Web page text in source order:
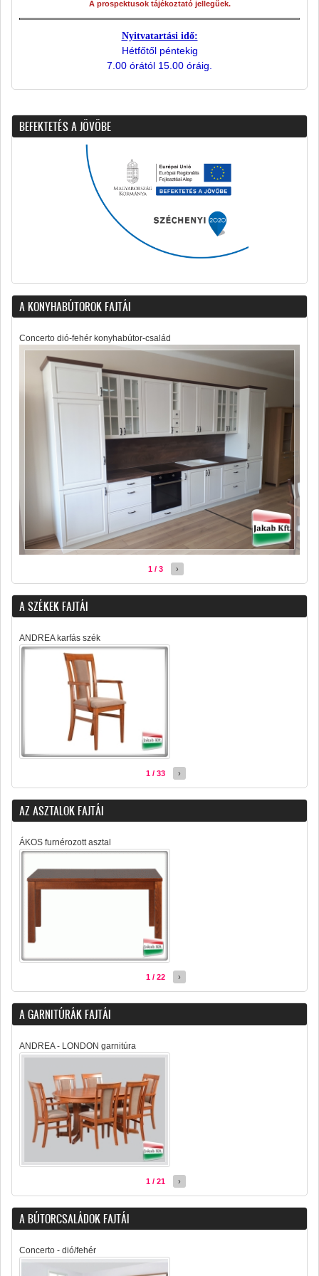
A prospektusok tájékoztató jellegűek.
Nyitvatartási idő:
Hétfőtől péntekig
7.00 órától 15.00 óráig.
BEFEKTETÉS A JÖVÖBE
A KONYHABÚTOROK FAJTÁI
Concerto dió-fehér konyhabútor-család
1 / 3 ›
A SZÉKEK FAJTÁI
ANDREA karfás szék
1 / 33 ›
AZ ASZTALOK FAJTÁI
ÁKOS furnérozott asztal
1 / 22 ›
A GARNITÚRÁK FAJTÁI
ANDREA - LONDON garnitúra
1 / 21 ›
A BÚTORCSALÁDOK FAJTÁI
Concerto - dió/fehér